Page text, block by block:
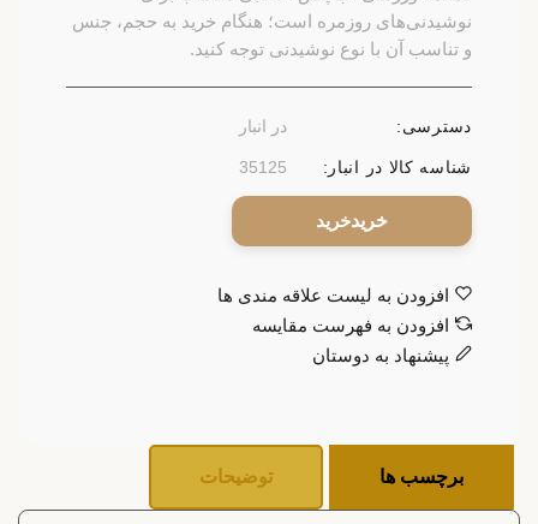
نوشیدنی‌های روزمره است؛ هنگام خرید به حجم، جنس
و تناسب آن با نوع نوشیدنی توجه کنید.
دسترسی: در انبار
شناسه کالا در انبار: 35125
خرید
افزودن به لیست علاقه مندی ها
افزودن به فهرست مقایسه
پیشنهاد به دوستان
توضیحات برچسب ها